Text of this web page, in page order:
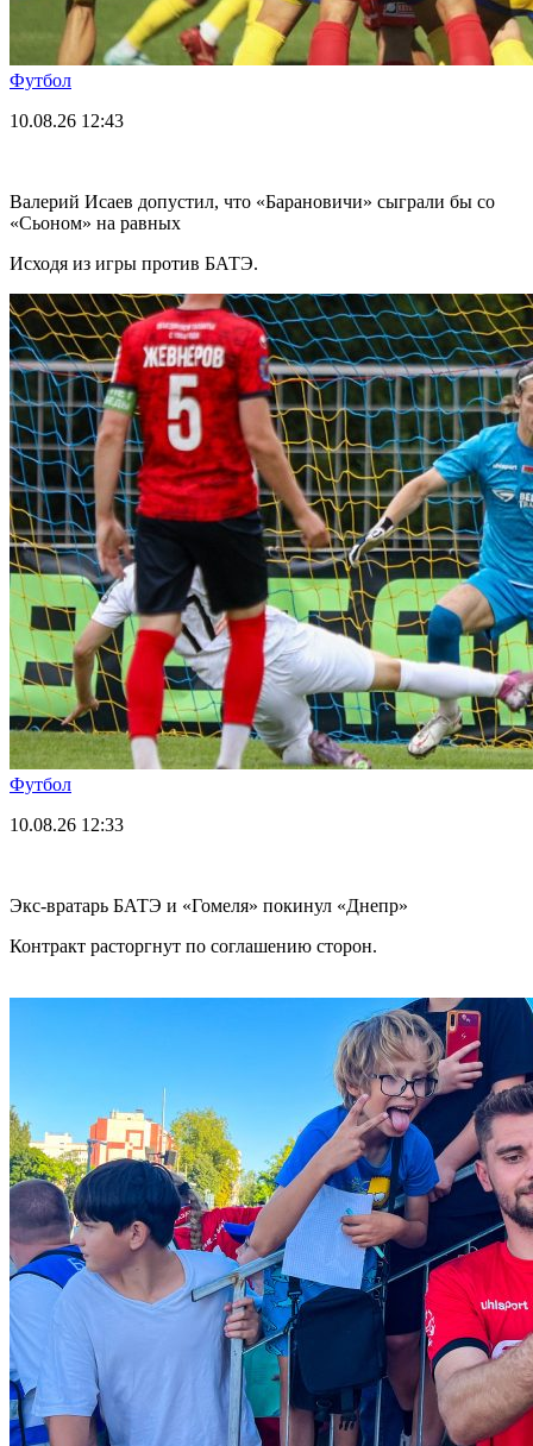
Футбол
10.08.26 12:43
Валерий Исаев допустил, что «Барановичи» сыграли бы со
«Сьоном» на равных
Исходя из игры против БАТЭ.
Футбол
10.08.26 12:33
Экс-вратарь БАТЭ и «Гомеля» покинул «Днепр»
Контракт расторгнут по соглашению сторон.